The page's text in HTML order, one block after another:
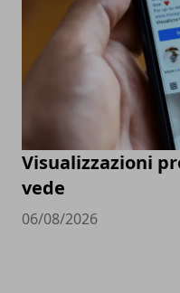
Visualizzazioni
vede
06/08/2026